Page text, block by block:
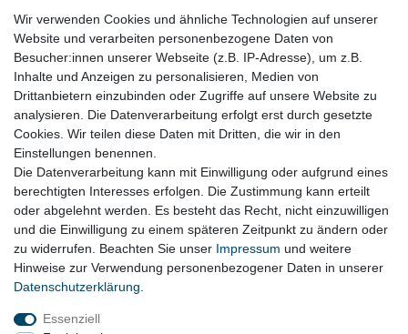
Bleibt Sie auf dem Laufenden ...
E-MAIL **
Newsletter
Honig
Hiermit bestätige ich, dass ich dieDaten­schutz­erklärunggelesen habe. Meine
Einwilligung kann ich jederzeit widerrufen.**
** Hierbei handelt es sich um ein Pflichtfeld.
Impressum Daten­schutz­erklärung AGB
Widerrufs­recht
Wir verwenden Cookies und ähnliche Technologien auf unserer
Website und verarbeiten personenbezogene Daten von
Besucher:innen unserer Webseite (z.B. IP-Adresse), um z.B.
Inhalte und Anzeigen zu personalisieren, Medien von
Drittanbietern einzubinden oder Zugriffe auf unsere Website zu
analysieren. Die Datenverarbeitung erfolgt erst durch gesetzte
Cookies. Wir teilen diese Daten mit Dritten, die wir in den
Einstellungen benennen.
Die Datenverarbeitung kann mit Einwilligung oder aufgrund eines
berechtigten Interesses erfolgen. Die Zustimmung kann erteilt
oder abgelehnt werden. Es besteht das Recht, nicht einzuwilligen
und die Einwilligung zu einem späteren Zeitpunkt zu ändern oder
zu widerrufen. Beachten Sie unser Impressum und weitere
Hinweise zur Verwendung personenbezogener Daten in unserer
Daten­schutz­erklärung
Essenziell